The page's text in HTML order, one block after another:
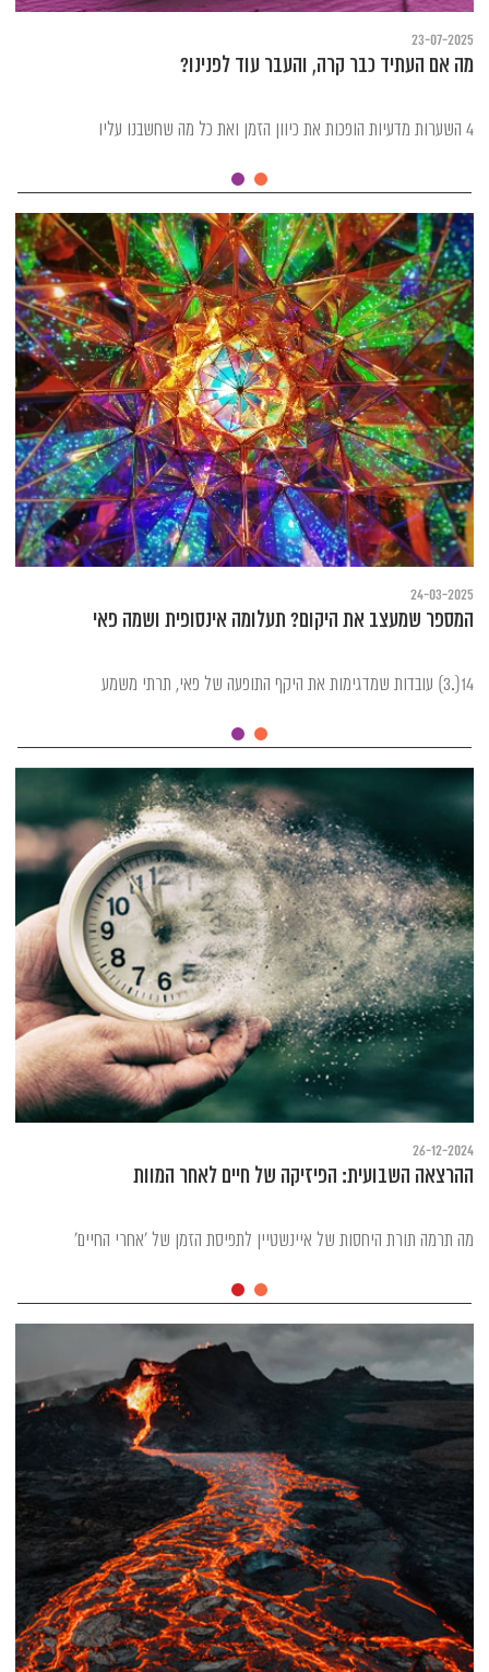
23-07-2025
מה אם העתיד כבר קרה, והעבר עוד לפנינו?
4 השערות מדעיות הופכות את כיוון הזמן ואת כל מה שחשבנו עליו
24-03-2025
המספר שמעצב את היקום? תעלומה אינסופית ושמה פאי
14(.3) עובדות שמדגימות את היקף התופעה של פאי, תרתי משמע
26-12-2024
ההרצאה השבועית: הפיזיקה של חיים לאחר המוות
מה תרמה תורת היחסות של איינשטיין לתפיסת הזמן של 'אחרי החיים'